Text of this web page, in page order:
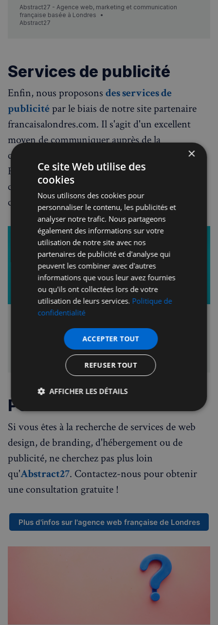
d’hébergement web fiable et sans frais cachés.
Abstract27 - Agence web, marketing et communication
française basée à Londres
Abstract27
Services de publicité
Enfin, nous proposons des services de
publicitépar le biais de notre site partenaire
francaisalondres.com. Il s'agit d'un excellent
moyen de communiquer auprès de la
communauté française de Londres et du
Royaume-Uni. Notre équipe peut vous aider à
créer une campagne publicitaire efficace qui
cible le public que vous souhaitez
Augmentez la visibilité de votre entreprise grâce à nos
publicités auprès de la communauté francophone de Londres
et du Royaume-uni
Français à Londres - Magazine
Rédaction
Pour conclure
Si vous êtes à la recherche de services de web
design, de branding, d'hébergement ou de
publicité, ne cherchez pas plus loin
qu'Abstract27. Contactez-nous pour obtenir
une consultation gratuite !
Plus d'infos sur l'agence web française de Londres
×
Ce site Web utilise des
cookies
Nous utilisons des cookies pour
personnaliser le contenu, les publicités et
analyser notre trafic. Nous partageons
également des informations sur votre
utilisation de notre site avec nos
partenaires de publicité et d'analyse qui
peuvent les combiner avec d'autres
informations que vous leur avez fournies
ou qu'ils ont collectées lors de votre
utilisation de leurs services. Politique de
confidentialité
ACCEPTER TOUT
REFUSER TOUT
AFFICHER LES DÉTAILS
Strictement
nécessaires
Performance Ciblage
Fonctionnalité
Strictement nécessaires
Performance
Les cookies strictement nécessaires habilitent des
fonctionnalités de base du site Web telles que la
connexion des utilisateurs et la gestion des comptes.
Le site Web ne peut pas être utilisé correctement
Fournisseur